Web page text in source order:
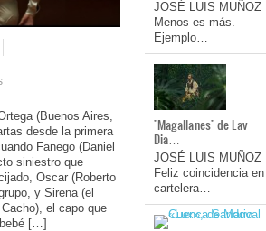
(Buenos Aires,
desde la primera
Fanego (Daniel
siniestro que
Oscar (Roberto
y Sirena (el
el capo que
[…]
JOSÉ LUIS MUÑOZ
Menos es más.
Ejemplo…
"Magallanes" de Lav
Dia…
JOSÉ LUIS MUÑOZ
Feliz coincidencia en
cartelera…